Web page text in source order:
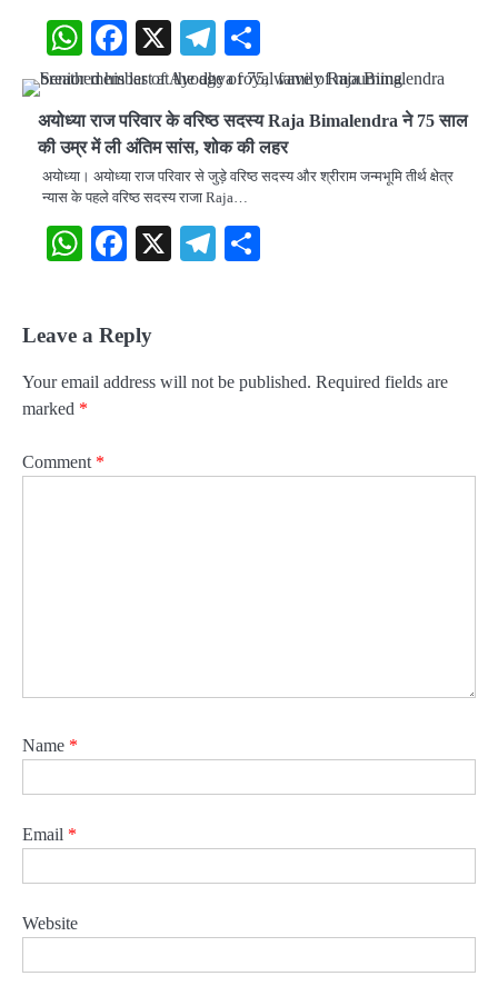
WhatsApp
Facebook
X Telegram
अयोध्या राज परिवार के ​वरिष्ठ सदस्य Raja Bimalendra ने 75 साल
की उम्र में ली अंतिम सांस, शोक की लहर
अयोध्या। अयोध्या राज परिवार से जुड़े वरिष्ठ सदस्य और श्रीराम जन्मभूमि तीर्थ क्षेत्र
न्यास के पहले वरिष्ठ सदस्य राजा Raja…
WhatsApp
Facebook
X Telegram
Leave a Reply
Your email address will not be published. Required fields are
marked *
Comment *
Name *
Email *
Website